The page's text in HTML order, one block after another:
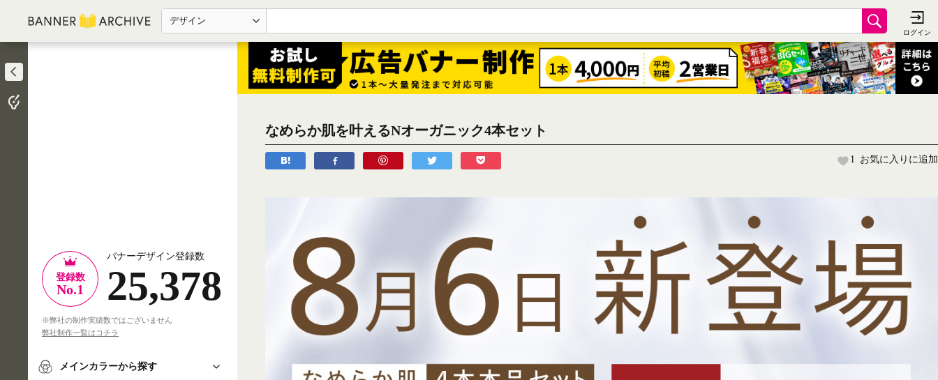
デザイン
登録数
No.1
バナーデザイン登録数
25,378
※弊社の制作実績数ではございません
弊社制作一覧はコチラ
メインカラーから探す
なめらか肌を叶えるNオーガニック4本セット
1 お気に入りに追加